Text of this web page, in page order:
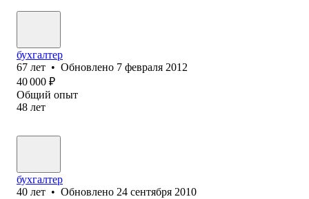
бухгалтер
67 лет • Обновлено 7 февраля 2012
40 000 ₽
Общий опыт
48 лет
бухгалтер
40 лет • Обновлено 24 сентября 2010